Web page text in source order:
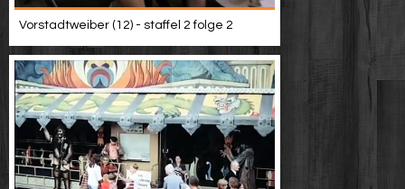
Vorstadtweiber (12) - staffel 2 folge 2